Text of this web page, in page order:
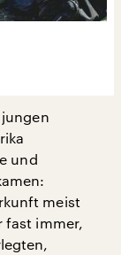
und
meist
fast immer,